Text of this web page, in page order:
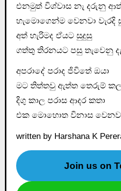
එනමුත් විශ්වාස නැ දරුනු
හැමොගෙන්ම වෙනවා වැරදි
අත් හැරිමද ඒයට සුදුසු
ගත්තු තිරනයට පසු තැවෙනු
අපරාදේ පරාද ජිවිතේ ඔයා
මට තිත්තවු ඇත්ත තෙරුම්
දිගු කාල පරාස ආදර කතා
එක මොහොත විනාස
written by Harshana K
Join us on